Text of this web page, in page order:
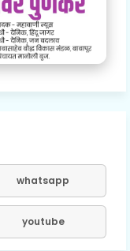
whatsapp
youtube